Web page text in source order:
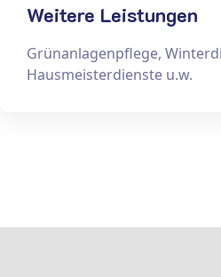
Weitere Leistungen
Grünanlagenpflege,
Hausmeisterdienste u.w.